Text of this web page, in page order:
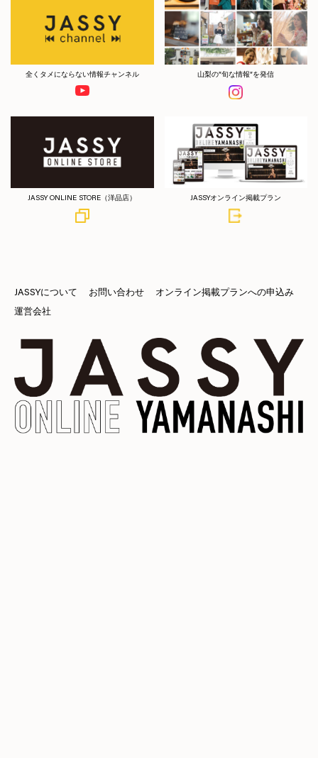
全くタメにならない情報チャンネル 山梨の”旬な情報”を発信
JASSY ONLINE STORE（洋品店） JASSYオンライン掲載プラン
JASSYについて お問い合わせ
オンライン掲載プランへの申込み
運営会社